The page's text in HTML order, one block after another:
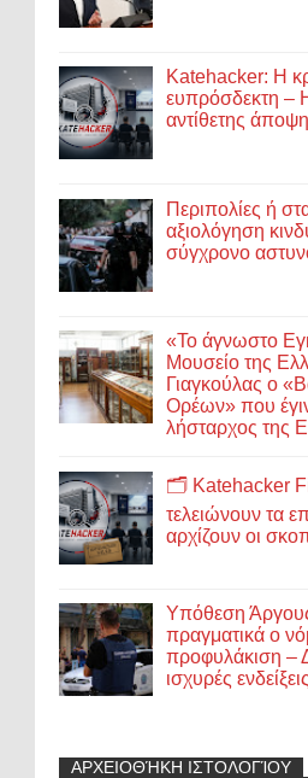
Katehacker: Η
ευπρόσδεκτη –
αντίθετης
Περιπολίες ή
αξιολόγηση
σύγχρονο
«Το άγνωστο
Μουσείο της
Γιαγκούλας ο
Ορέων» που
λήσταρχος της
🗂️ Katehacker
τελειώνουν τα
αρχίζουν οι
Υπόθεση
πραγματικά ο
προφυλάκιση –
ισχυρές
ΑΡΧΕΙΟΘΉΚΗ ΙΣΤΟΛΟΓΊΟΥ